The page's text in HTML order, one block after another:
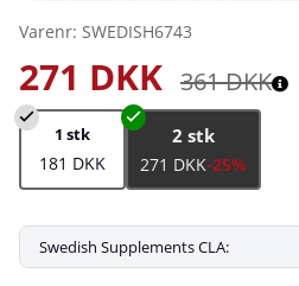
Varenr: SWEDISH6743
361DKK
271 DKK
1 stk
181 DKK
2 stk
271 DKK-25%